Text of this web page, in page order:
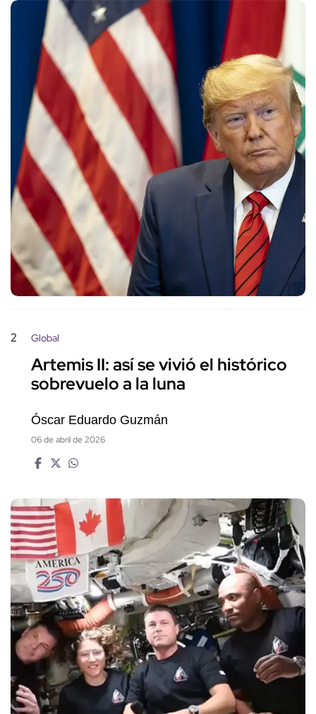
2 Global
Artemis II: así se vivió el histórico
sobrevuelo a la luna
Óscar Eduardo Guzmán
06 de abril de 2026